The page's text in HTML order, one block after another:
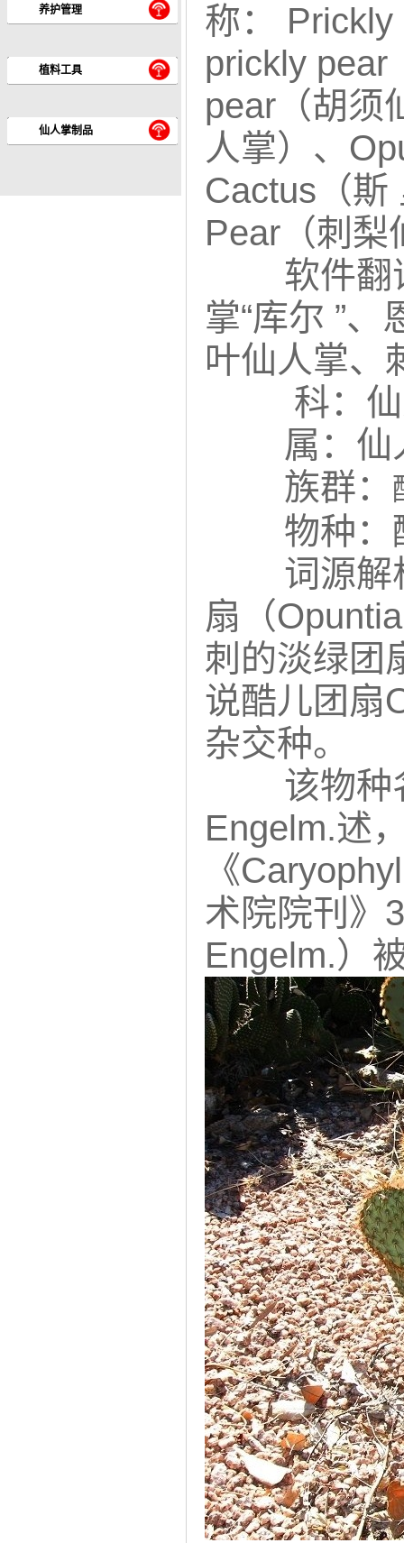
养护管理
植料工具
仙人掌制品
称：
prickly pear
pear（胡须
人掌）、
Cactus（斯
Pear（刺梨
软件翻
掌“库尔 ”
叶仙人掌、
科：
属：仙
族群：
物种：
词源解
扇（
刺的淡绿团
说酷儿团扇
杂交种。
该物种
Engelm.述
《
术院院刊》
Engelm.）